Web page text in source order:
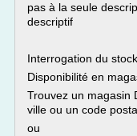
pas à la seule
descriptif
Interrogation du
Disponibilité en
Trouvez un magasin
ville ou un code
ou